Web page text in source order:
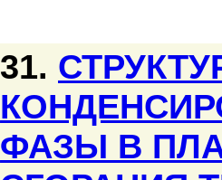
31.
ФАЗЫ В